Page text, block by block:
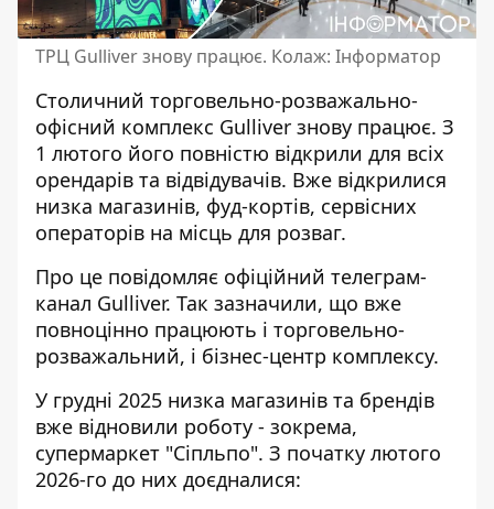
ТРЦ Gulliver знову працює. Колаж: Інформатор
Столичний торговельно-розважально-
офісний комплекс Gulliver знову працює. З
1 лютого його повністю відкрили для всіх
орендарів та відвідувачів. Вже відкрилися
низка магазинів, фуд-кортів, сервісних
операторів на місць для розваг.
Про це повідомляє офіційний телеграм-
канал Gulliver. Так зазначили, що вже
повноцінно працюють і торговельно-
розважальний, і бізнес-центр комплексу.
У грудні 2025 низка магазинів та брендів
вже відновили роботу - зокрема,
супермаркет "Сіпльпо". З початку лютого
2026-го до них доєдналися: